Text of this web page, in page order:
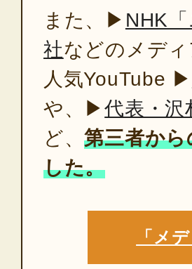
また、▶ NHK
社などのメデ
人気YouTube ▶
や、▶代表・沢
ど、第三者か
した。
「メ